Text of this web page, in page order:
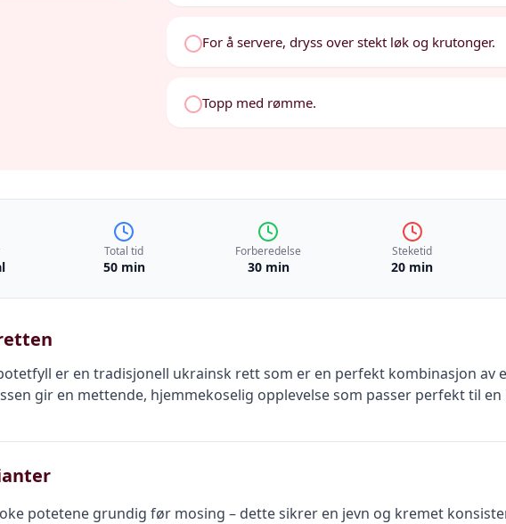
For å servere, dryss over stekt løk og krutonger.
Topp med rømme.
Total tid
50 min
Forberedelse
30 min
Steketid
20 min
er en tradisjonell ukrainsk rett som er en perfekt kombinasjon av
gir en mettende, hjemmekoselig opplevelse som passer perfekt til
potetene grundig før mosing – dette sikrer en jevn og kremet